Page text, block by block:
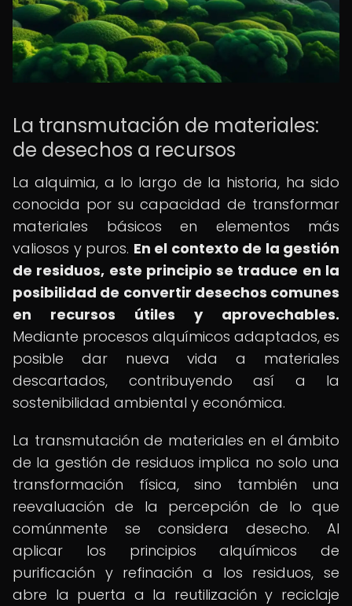
La transmutación de materiales:
de desechos a recursos
La alquimia, a lo largo de la historia, ha sido
conocida por su capacidad de transformar
materiales básicos en elementos más
valiosos y puros. En el contexto de la gestión
de residuos, este principio se traduce en la
posibilidad de convertir desechos comunes
en recursos útiles y aprovechables.
Mediante procesos alquímicos adaptados, es
posible dar nueva vida a materiales
descartados, contribuyendo así a la
sostenibilidad ambiental y económica.
La transmutación de materiales en el ámbito
de la gestión de residuos implica no solo una
transformación física, sino también una
reevaluación de la percepción de lo que
comúnmente se considera desecho. Al
aplicar los principios alquímicos de
purificación y refinación a los residuos, se
abre la puerta a la reutilización y reciclaje